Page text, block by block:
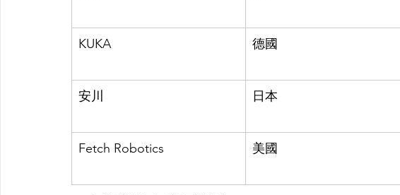
KUKA 德國
安川 日本
Fetch Robotics 美國